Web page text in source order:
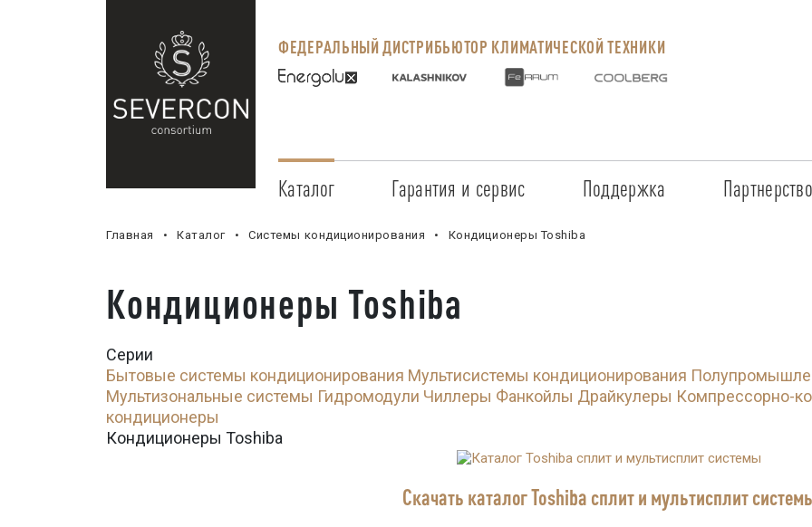
ФЕДЕРАЛЬНЫЙ ДИСТРИБЬЮТОР КЛИМАТИЧЕСКОЙ ТЕХНИКИ
Каталог Гарантия и сервис
Сервисные центры
Прайс-лист на услуги
Поддержка
Маркетинговая поддержка
Черный
Главная Каталог Системы кондиционирования Кондиционеры Toshiba
Кондиционеры Toshiba
Серии
Бытовые системы кондиционирования Мультисистемы кондиционирования
Мультизональные системы Гидромодули Чиллеры Фанкойлы Драйкулеры Компрессорно-
кондиционеры
Кондиционеры Toshiba
Скачать каталог Toshiba сплит и мультисплит